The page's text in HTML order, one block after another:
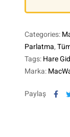
Categories:
Parlatma,
Tags:Hare
Marka:
Paylaş